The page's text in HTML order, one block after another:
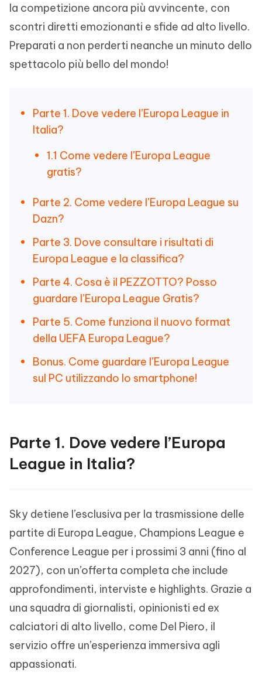
la competizione ancora più avvincente, con
scontri diretti emozionanti e sfide ad alto livello.
Preparati a non perderti neanche un minuto dello
spettacolo più bello del mondo!
Parte 1. Dove vedere l’Europa League in
Italia?
1.1 Come vedere l’Europa League
gratis?
Parte 2. Come vedere l’Europa League su
Dazn?
Parte 3. Dove consultare i risultati di
Europa League e la classifica?
Parte 4. Cosa è il PEZZOTTO? Posso
guardare l’Europa League Gratis?
Parte 5. Come funziona il nuovo format
della UEFA Europa League?
Bonus. Come guardare l’Europa League
sul PC utilizzando lo smartphone!
Parte 1. Dove vedere l’Europa
League in Italia?
Sky detiene l’esclusiva per la trasmissione delle
partite di Europa League, Champions League e
Conference League per i prossimi 3 anni (fino al
2027), con un’offerta completa che include
approfondimenti, interviste e highlights. Grazie a
una squadra di giornalisti, opinionisti ed ex
calciatori di alto livello, come Del Piero, il
servizio offre un’esperienza immersiva agli
appassionati.